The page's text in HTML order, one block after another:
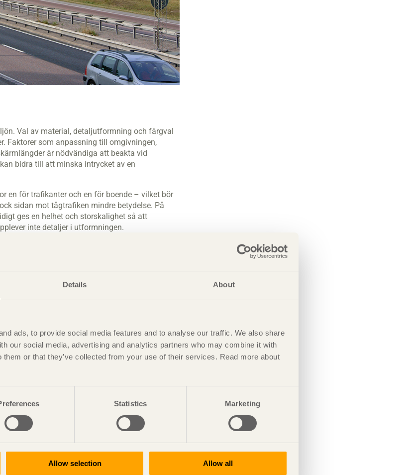
Details About
ads, to provide social media features and to analyse our traffic. We also share
our social media, advertising and analytics partners who may combine it with
them or that they’ve collected from your use of their services. Read more about
Statistics Marketing
Allow selection Allow all
Val av material, detaljutformning och färgval
Faktorer som anpassning till omgivningen,
är nödvändiga att beakta vid
bidra till att minska intrycket av en
en för trafikanter och en för boende – vilket bör
sidan mot tågtrafiken mindre betydelse. På
ges en helhet och storskalighet så att
inte detaljer i utformningen.
rör sig långsamt och kommer nära skärmen.Väl
avgörande för ett lyckat resultat.